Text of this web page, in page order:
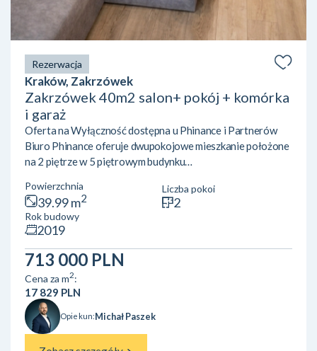
Rezerwacja
Kraków, Zakrzówek
Zakrzówek 40m2 salon+ pokój + komórka
i garaż
Oferta na Wyłączność dostępna u Phinance i Partnerów
Biuro Phinance oferuje dwupokojowe mieszkanie położone
na 2 piętrze w 5 piętrowym budynku
Położone przy ulicy Pychowickiej 17Nieruchomość zgodnie
z KW o powierzchni 39,99 m2 składa się z:· salon z kuchnią·
sypialnia· łazienka : w pełni wyposażona· przedpokój· duży
balkon Przyległości: · miejsce postojowe w garażu
podziemnym· komórka lokatorska Mieszkanie znajduje się w
dzielnicy Dębniki nieopo...
Powierzchnia
39.99 m2
Liczba pokoi
2
Rok budowy
2019
713 000 PLN
Cena za m2:
17 829 PLN
Opiekun:Michał Paszek